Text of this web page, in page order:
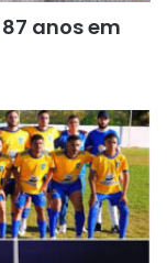
anos em